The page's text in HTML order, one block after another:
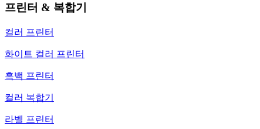
프린터 & 복합기
컬러 프린터
화이트 컬러 프린터
흑백 프린터
컬러 복합기
라벨 프린터